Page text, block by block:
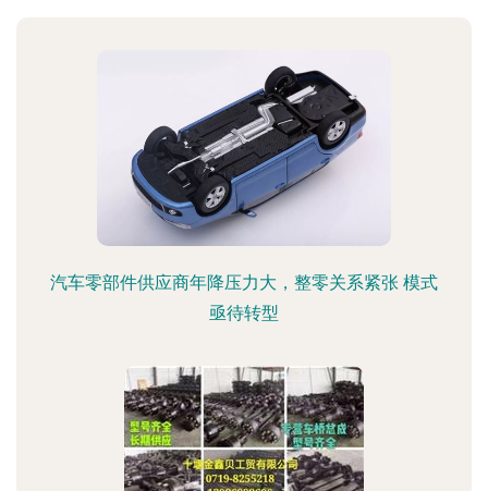
汽车零部件供应商年降压力大，整零关系紧张 模式
亟待转型